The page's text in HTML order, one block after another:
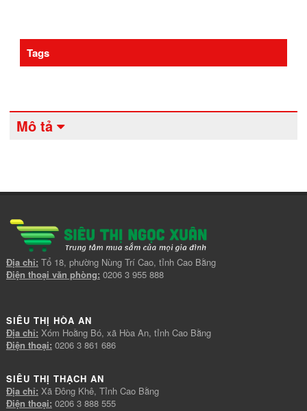
Tags
Mô tả
Địa chỉ: Tổ 18, phường Nùng Trí Cao, tỉnh Cao Bằng
Điện thoại văn phòng: 0206 3 955 888
SIÊU THỊ HÒA AN
Địa chỉ: Xóm Hoằng Bó, xã Hòa An, tỉnh Cao Bằng
Điện thoại: 0206 3 861 686
SIÊU THỊ THẠCH AN
Địa chỉ: Xã Đông Khê, Tỉnh Cao Bằng
Điện thoại: 0206 3 888 555